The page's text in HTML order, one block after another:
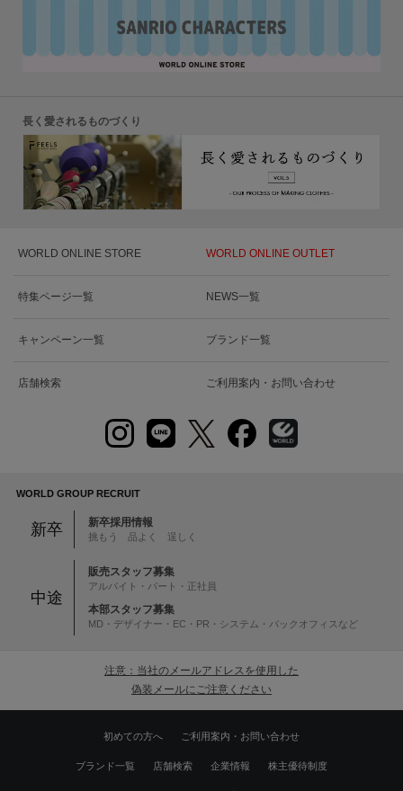
長く愛されるものづくり
WORLD ONLINE STORE WORLD ONLINE OUTLET
特集ページ一覧 NEWS一覧
キャンペーン一覧 ブランド一覧
店舗検索 ご利用案内・お問い合わせ
WORLD GROUP RECRUIT
新卒 新卒採用情報
挑もう 品よく 逞しく
中途
販売スタッフ募集
アルバイト・パート・正社員
本部スタッフ募集
MD・デザイナー・EC・PR・システム・バックオフィスなど
注意：当社のメールアドレスを使用した
偽装メールにご注意ください
初めての方へ ご利用案内・お問い合わせ
ブランド一覧 店舗検索 企業情報 株主優待制度